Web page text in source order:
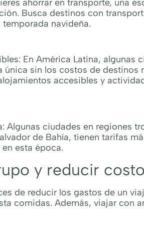
ahorrar en transporte, una
Busca destinos con
navideña.
En América Latina, algunas
sin los costos de destinos
accesibles y
Algunas ciudades en regiones
de Bahía, tienen tarifas
esta época.
y reducir
de reducir los gastos de un
comidas. Además, viajar con